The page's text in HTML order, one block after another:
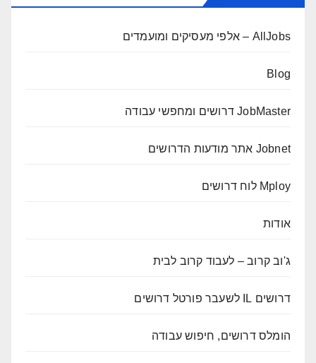
AllJobs – אלפי מעסיקים ומועמדים
Blog
JobMaster דרושים ומחפשי עבודה
Jobnet אתר מודעות הדרושים
Mploy לוח דרושים
אודות
ג'וב קרוב – לעבוד קרוב לבית
דרושים IL לשעבר פורטל דרושים
הומלס דרושים, חיפוש עבודה